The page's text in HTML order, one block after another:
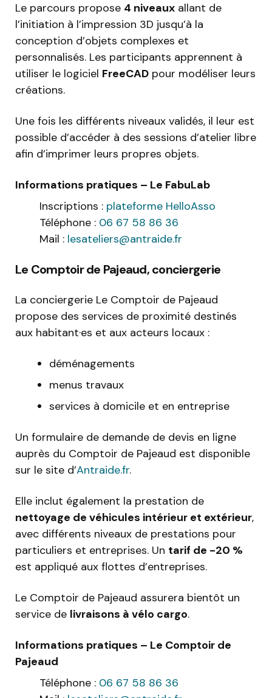
Le parcours propose 4 niveaux allant de
l’initiation à l’impression 3D jusqu’à la
conception d’objets complexes et
personnalisés. Les participants apprennent à
utiliser le logiciel FreeCAD pour modéliser leurs
créations.
Une fois les différents niveaux validés, il leur est
possible d’accéder à des sessions d’atelier libre
afin d’imprimer leurs propres objets.
Informations pratiques – Le FabuLab
Inscriptions : plateforme HelloAsso
Téléphone : 06 67 58 86 36
Mail : lesateliers@antraide.fr
Le Comptoir de Pajeaud, conciergerie
La conciergerie Le Comptoir de Pajeaud
propose des services de proximité destinés
aux habitant·es et aux acteurs locaux :
déménagements
menus travaux
services à domicile et en entreprise
Un formulaire de demande de devis en ligne
auprès du Comptoir de Pajeaud est disponible
sur le site d’Antraide.fr.
Elle inclut également la prestation de
nettoyage de véhicules intérieur et extérieur,
avec différents niveaux de prestations pour
particuliers et entreprises. Un tarif de -20 %
est appliqué aux flottes d’entreprises.
Le Comptoir de Pajeaud assurera bientôt un
service de livraisons à vélo cargo.
Informations pratiques – Le Comptoir de
Pajeaud
Téléphone : 06 67 58 86 36